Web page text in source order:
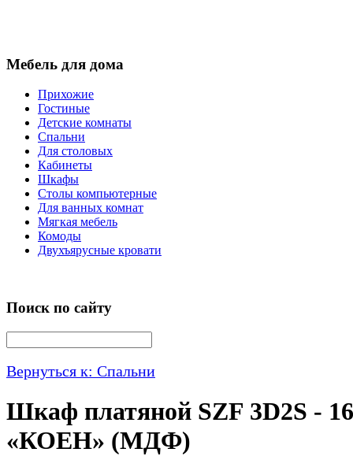
Мебель для дома
Прихожие
Гостиные
Детские комнаты
Спальни
Для столовых
Кабинеты
Шкафы
Столы компьютерные
Для ванных комнат
Мягкая мебель
Комоды
Двухъярусные кровати
Поиск по сайту
Вернуться к: Спальни
Шкаф платяной SZF 3D2S -
«КОЕН» (МДФ)